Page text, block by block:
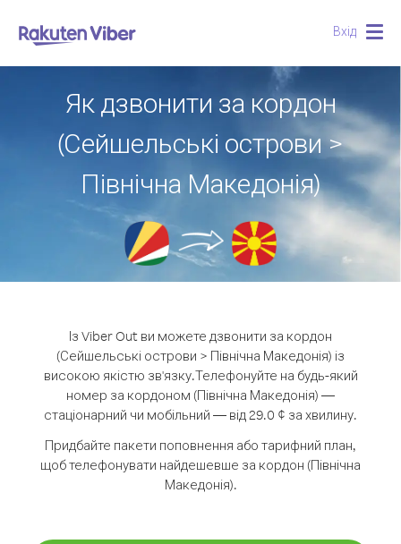
Вхід
Як дзвонити за кордон
(Сейшельські острови >
Північна Македонія)
Із Viber Out ви можете дзвонити за кордон
(Сейшельські острови > Північна Македонія) із
високою якістю зв'язку.Телефонуйте на будь-який
номер за кордоном (Північна Македонія) —
стаціонарний чи мобільний — від 29.0 ¢ за хвилину.
Придбайте пакети поповнення або тарифний план,
щоб телефонувати найдешевше за кордон (Північна
Македонія).